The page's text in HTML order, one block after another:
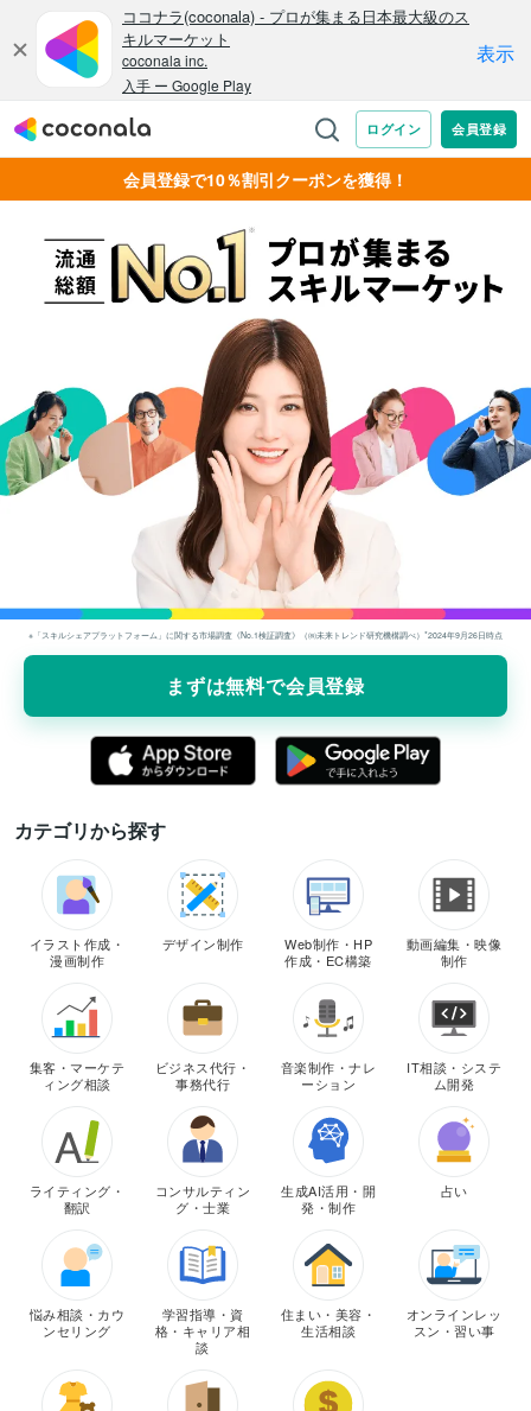
会員登録で10％割引クーポンを獲得！
※「スキルシェアプラットフォーム」に関する市場調査《No.1検証調査》（㈱未来トレンド研究機構調べ）*2024年9⽉26⽇時点
まずは無料で会員登録
カテゴリから探す
イラスト作成・
漫画制作
デザイン制作
Web制作・HP
作成・EC構築
動画編集・映像
制作
集客・マーケテ
ィング相談
ビジネス代行・
事務代行
音楽制作・ナレ
ーション
IT相談・システ
ム開発
ライティング・
翻訳
コンサルティン
グ・士業
生成AI活用・開
発・制作
占い
悩み相談・カウ
ンセリング
学習指導・資
格・キャリア相
談
住まい・美容・
生活相談
オンラインレッ
スン・習い事